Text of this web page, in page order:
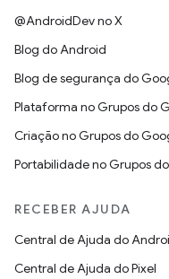
@AndroidDev no X
Blog do Android
Blog de segurança do
Plataforma no Grupos do
Criação no Grupos do
Portabilidade no Grupos
RECEBER AJUDA
Central de Ajuda do
Central de Ajuda do Pixel